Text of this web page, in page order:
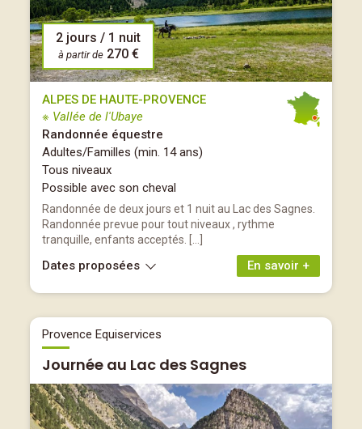
2 jours / 1 nuit
à partir de 270 €
ALPES DE HAUTE-PROVENCE
※ Vallée de l'Ubaye
Randonnée équestre
Adultes/Familles (min. 14 ans)
Tous niveaux
Possible avec son cheval
Randonnée de deux jours et 1 nuit au Lac des Sagnes.
Randonnée prevue pour tout niveaux , rythme
tranquille, enfants acceptés. […]
En savoir +
Dates proposées
Provence Equiservices
Journée au Lac des Sagnes